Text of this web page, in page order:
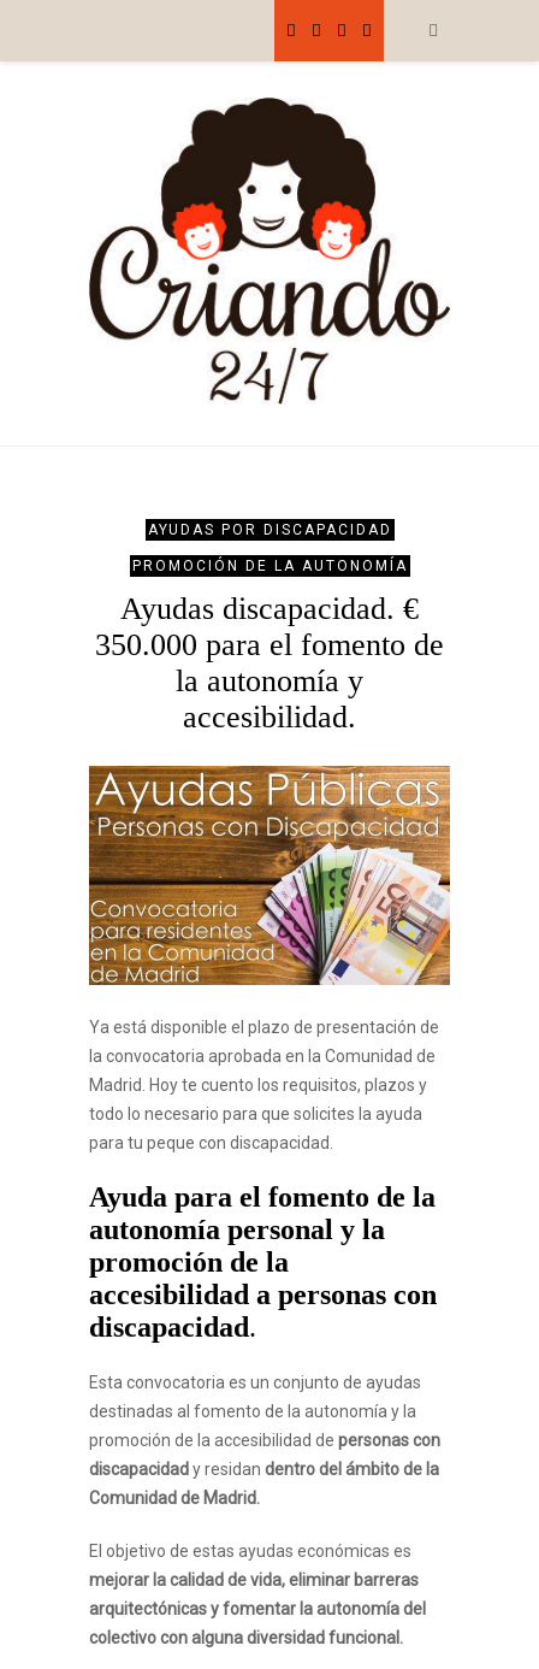
AYUDAS POR DISCAPACIDAD
PROMOCIÓN DE LA AUTONOMÍA
Ayudas discapacidad. €
350.000 para el fomento de
la autonomía y
accesibilidad.
Ya está disponible el plazo de presentación de
la convocatoria aprobada en la Comunidad de
Madrid. Hoy te cuento los requisitos, plazos y
todo lo necesario para que solicites la ayuda
para tu peque con discapacidad.
Ayuda para el fomento de la
autonomía personal y la
promoción de la
accesibilidad a personas con
discapacidad.
Esta convocatoria es un conjunto de ayudas
destinadas al fomento de la autonomía y la
promoción de la accesibilidad de personas con
discapacidady residan dentro del ámbito de la
Comunidad de Madrid.
El objetivo de estas ayudas económicas es
mejorar la calidad de vida, eliminar barreras
arquitectónicas y fomentar la autonomía del
colectivo con alguna diversidad funcional.